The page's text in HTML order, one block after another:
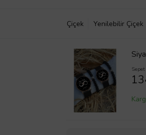
Çiçek Yenilebilir Çiçek
Sepet